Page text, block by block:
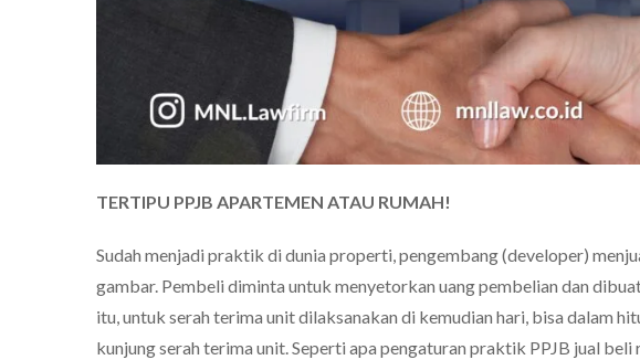
TERTIPU PPJB APARTEMEN ATAU RUMAH!
Sudah menjadi praktik di dunia properti, pengembang (developer)
gambar. Pembeli diminta untuk menyetorkan uang pembelian dan
itu, untuk serah terima unit dilaksanakan di kemudian hari, bisa dalam
kunjung serah terima unit. Seperti apa pengaturan praktik PPJB jual beli